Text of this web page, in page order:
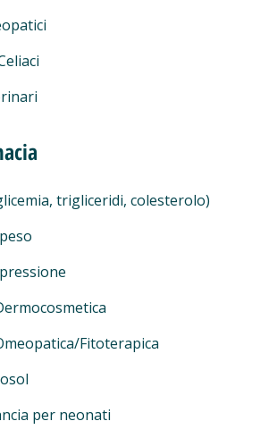
trigliceridi, colesterolo)
Fitoterapica
per neonati